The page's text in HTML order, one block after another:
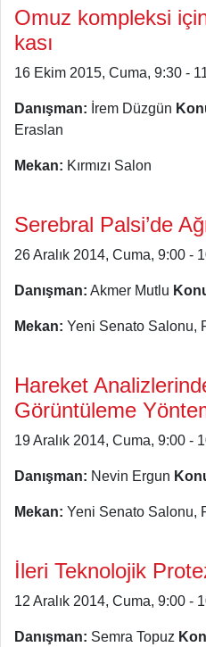
Omuz kompleksi
kası
16 Ekim 2015, Cuma, 9:30 -
Danışman: İrem Düzgün
Eraslan
Mekan: Kırmızı Salon
Serebral Palsi’de
26 Aralık 2014, Cuma, 9:00 -
Danışman: Akmer Mutlu
Mekan: Yeni Senato Salonu,
Hareket
Görüntüleme
19 Aralık 2014, Cuma, 9:00 -
Danışman: Nevin Ergun
Mekan: Yeni Senato Salonu,
İleri Teknolojik
12 Aralık 2014, Cuma, 9:00 -
Danışman: Semra Topuz